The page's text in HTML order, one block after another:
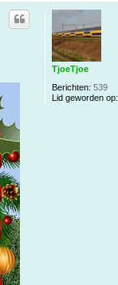
TjoeTjoe
Berichten: 539
Lid geworden op: